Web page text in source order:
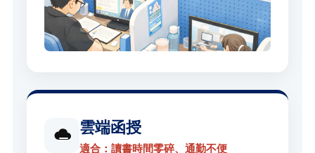
雲端函授
適合：讀書時間零碎、通勤不便